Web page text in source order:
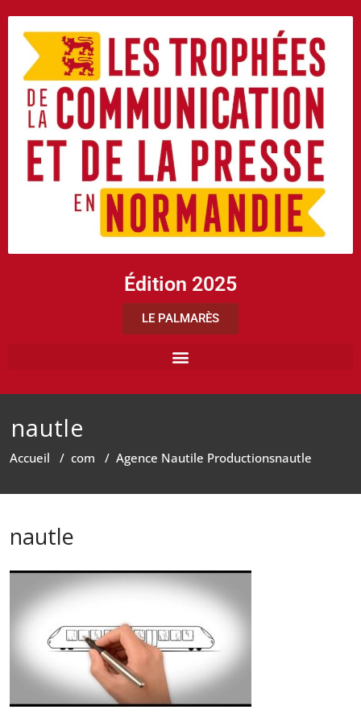
Édition 2025
LE PALMARÈS
nautle
Accueil / com / Agence Nautile Productionsnautle
nautle